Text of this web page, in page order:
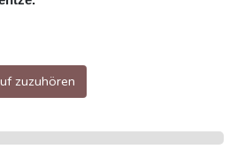
zuzuhören